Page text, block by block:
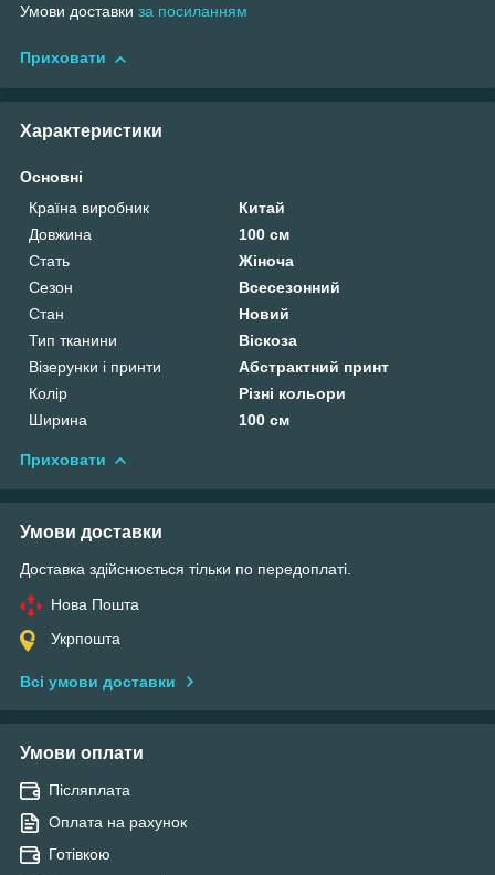
Умови доставки за посиланням
Приховати
Характеристики
Основні
Країна виробник
Китай
Довжина
100 см
Стать
Жіноча
Сезон
Всесезонний
Стан
Новий
Тип тканини
Віскоза
Візерунки і принти
Абстрактний принт
Колір
Різні кольори
Ширина
100 см
Приховати
Умови доставки
Доставка здійснюється тільки по передоплаті.
Нова Пошта
Укрпошта
Всі умови доставки
Умови оплати
Післяплата
Оплата на рахунок
Готівкою